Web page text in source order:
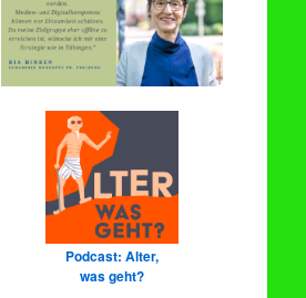
Podcast: Alter,
was geht?